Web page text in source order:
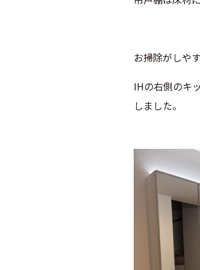
お掃除がしや
IHの右側のキ
しました。